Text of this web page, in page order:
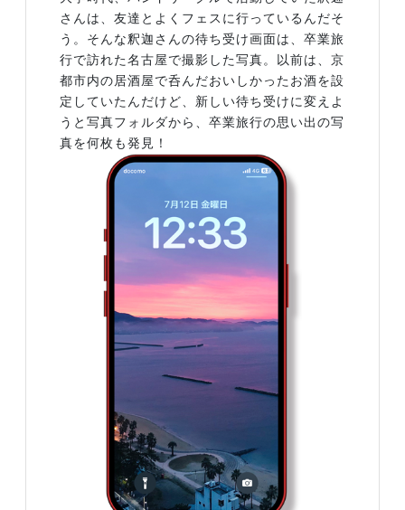
さんは、友達とよくフェスに行っているんだそ
う。そんな釈迦さんの待ち受け画面は、卒業旅
行で訪れた名古屋で撮影した写真。以前は、京
都市内の居酒屋で呑んだおいしかったお酒を設
定していたんだけど、新しい待ち受けに変えよ
うと写真フォルダから、卒業旅行の思い出の写
真を何枚も発見！